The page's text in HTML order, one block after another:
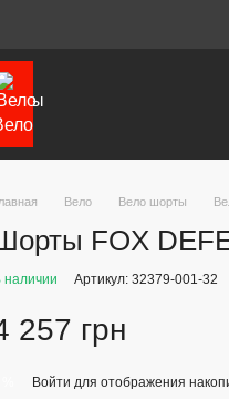
Вело Вело шорты
FOX
наличии Артикул: 32379-001-32
257 грн
Войти для отображения